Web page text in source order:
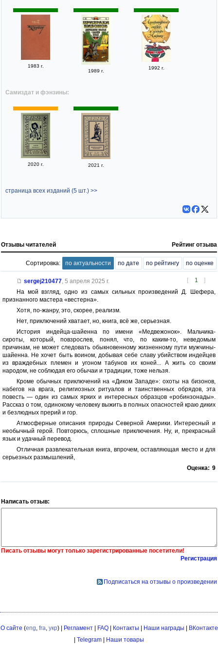
1983 г.
1989 г.
1992 г.
Самиздат и фэнзины:
2020 г. 2021 г.
страница всех изданий (5 шт.) >>
Отзывы читателей Рейтинг отзыва
Сортировка: по актуальности по дате по рейтингу по оценке
[ 1 ]
sergej210477, 5 апреля 2025 г.
На мой взгляд, одно из самых сильных произведений Д. Шефера,
признанного мастера «вестерна».
Хотя, по-жанру, это, скорее, реализм.
Нет, приключений хватает, но, книга, всё же, серьезная.
История индейца-шайенна по имени «Медвежонок». Мальчика-
сироты, который, повзрослев, понял, что, по каким-то, неведомым
причинам, не может следовать обыкновенному жизненному пути мужчины-
шайенна. Не хочет быть воином, добывая себе славу убийством индейцев
из враждебных племен и угоном табунов их коней... А жить со своим
народом, не соблюдая его обычаи и традиции, тоже нельзя.
Кроме обычных приключений на «Диком Западе»: охоты на бизонов,
набегов на врага, религиозных ритуалов и таинственных обрядов, эта
повесть — один из самых ярких и интересных образцов «робинзонады».
Рассказ о том, одинокому человеку выжить в полных опасностей краю диких
и безлюдных прерий и гор.
Атмосферные описания природы Северной Америки. Интересный и
необычный герой. Повторюсь, сплошные приключения. Ну, и, прекрасный
язык и удачный перевод.
Отличная развлекательная книга, впрочем, оставляющая место и для
серьезных размышлений,
Оценка: 9
Написать отзыв:
Писать отзывы могут только зарегистрированные посетители!
Регистрация
Подписаться на отзывы о произведении
О сайте (eng, fra, укр) | Регламент| FAQ| Контакты Наши награды
ВКонтакте
Telegram Наши товары